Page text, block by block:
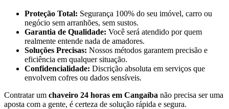
Proteção Total: Segurança 100% do seu imóvel, carro ou
negócio sem arranhões, sem sustos.
Garantia de Qualidade: Você será atendido por quem
realmente entende nada de amadores.
Soluções Precisas: Nossos métodos garantem precisão e
eficiência em qualquer situação.
Confidencialidade: Discrição absoluta em serviços que
envolvem cofres ou dados sensíveis.
Contratar um chaveiro 24 horas em Cangaíba não precisa ser uma
aposta com a gente, é certeza de solução rápida e segura.